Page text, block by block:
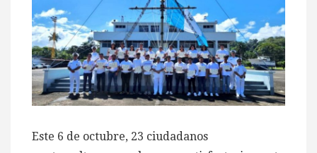
Este 6 de octubre, 23 ciudadanos